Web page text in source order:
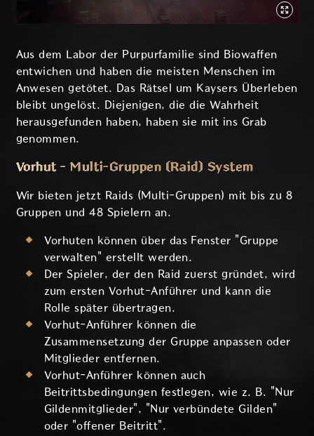
Aus dem Labor der Purpurfamilie sind Biowaffen
entwichen und haben die meisten Menschen im
Anwesen getötet. Das Rätsel um Kaysers Überleben
bleibt ungelöst. Diejenigen, die die Wahrheit
herausgefunden haben, haben sie mit ins Grab
genommen.
Vorhut - Multi-Gruppen (Raid) System
Wir bieten jetzt Raids (Multi-Gruppen) mit bis zu 8
Gruppen und 48 Spielern an.
Vorhuten können über das Fenster "Gruppe
verwalten" erstellt werden.
Der Spieler, der den Raid zuerst gründet, wird
zum ersten Vorhut-Anführer und kann die
Rolle später übertragen.
Vorhut-Anführer können die
Zusammensetzung der Gruppe anpassen oder
Mitglieder entfernen.
Vorhut-Anführer können auch
Beitrittsbedingungen festlegen, wie z. B. "Nur
Gildenmitglieder", "Nur verbündete Gilden"
oder "offener Beitritt".